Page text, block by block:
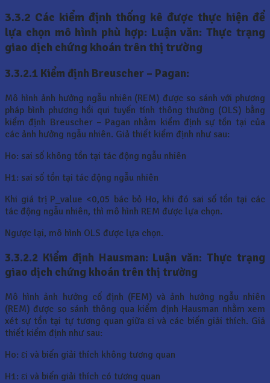
3.3.2 Các kiểm định thống kê được thực hiện để
lựa chọn mô hình phù hợp: Luận văn: Thực trạng
giao dịch chứng khoán trên thị trường
3.3.2.1 Kiểm định Breuscher – Pagan:
Mô hình ảnh hưởng ngẫu nhiên (REM) được so sánh với phương
pháp bình phương hồi qui tuyến tính thông thường (OLS) bằng
kiểm định Breuscher – Pagan nhằm kiểm định sự tồn tại của
các ảnh hưởng ngẫu nhiên. Giả thiết kiểm định như sau:
Ho: sai số không tồn tại tác động ngẫu nhiên
H1: sai số tồn tại tác động ngẫu nhiên
Khi giá trị P_value <0,05 bác bỏ Ho, khi đó sai số tồn tại các
tác động ngẫu nhiên, thì mô hình REM được lựa chọn.
Ngược lại, mô hình OLS được lựa chọn.
3.3.2.2 Kiểm định Hausman: Luận văn: Thực trạng
giao dịch chứng khoán trên thị trường
Mô hình ảnh hưởng cố định (FEM) và ảnh hưởng ngẫu nhiên
(REM) được so sánh thông qua kiểm định Hausman nhằm xem
xét sự tồn tại tự tương quan giữa εi và các biến giải thích. Giả
thiết kiểm định như sau:
Ho: εi và biến giải thích không tương quan
H1: εi và biến giải thích có tương quan